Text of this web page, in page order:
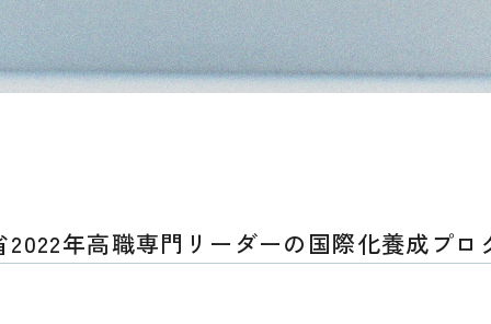
2022年高職専門リーダーの国際化養成プロ